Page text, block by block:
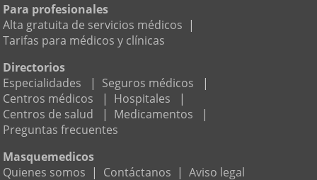
Para profesionales
Alta gratuita de servicios médicos |
Tarifas para médicos y clínicas
Directorios
Especialidades
| Seguros médicos
|
Centros médicos
| Hospitales
|
Centros de salud
| Medicamentos
|
Preguntas frecuentes
Masquemedicos
Quienes somos | Contáctanos | Aviso legal